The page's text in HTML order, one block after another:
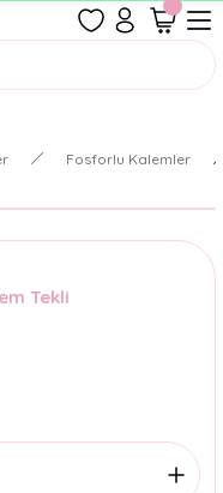
Fosforlu Kalemler
Tekli